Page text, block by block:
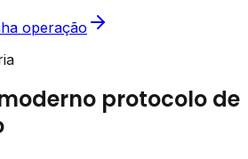
operação
protocolo de